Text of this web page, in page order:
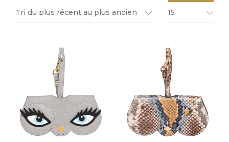
Tri du plus récent au plus ancien 15